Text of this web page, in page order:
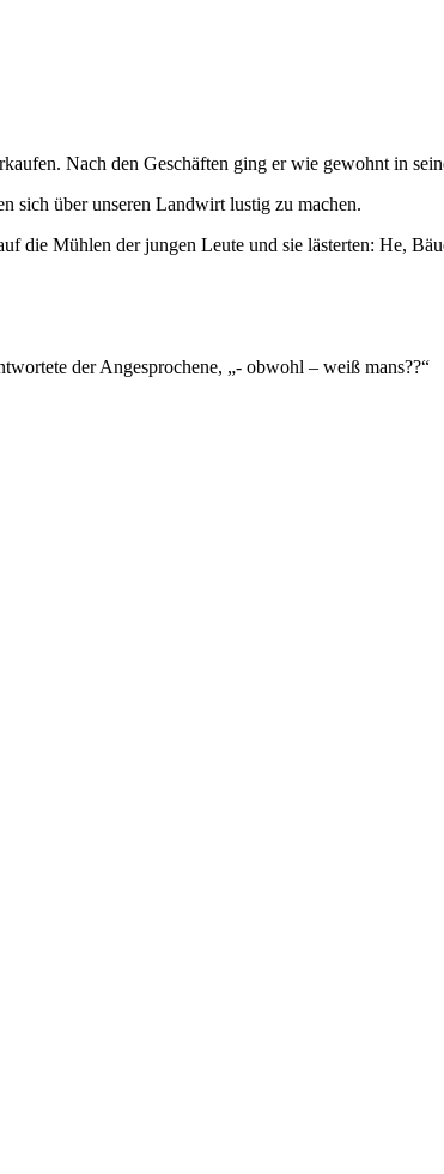
Nach den Geschäften ging er wie gewohnt in
sich über unseren Landwirt lustig zu machen.
die Mühlen der jungen Leute und sie lästerten: He,
der Angesprochene, „- obwohl – weiß mans??“